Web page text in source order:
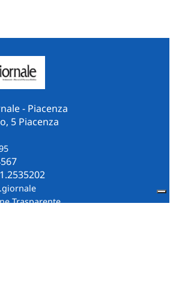
- Piacenza
5 Piacenza
Trasparente